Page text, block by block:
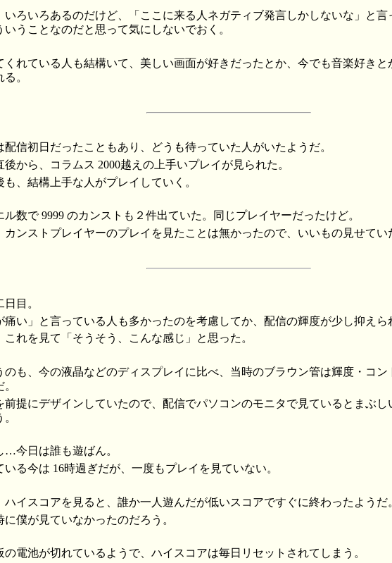
いろいろあるのだけど、「ここに来る人ネガティブ発言しかしないな」と
いうことなのだと思って気にしないでおく。
くれている人も結構いて、美しい画面が好きだったとか、今でも音楽好き
。
配信初日だったこともあり、どうも待っていた人がいたようだ。
後から、コラムス 2000越えの上手いプレイが見られた。
も、結構上手な人がプレイしていく。
ル数で 9999 のカンストも２件出ていた。同じプレイヤーだったけど。
カンストプレイヤーのプレイを見たことは無かったので、いいもの見せてい
目。
痛い」と言っている人も多かったのを考慮してか、配信の輝度が少し抑えら
これを見て「そうそう、こんな感じ」と思った。
のも、今の液晶などのディスプレイに比べ、当時のブラウン管は輝度・コ
前提にデザインしていたので、配信でパソコンのモニタで見ているとまぶし
…今日は誰も遊ばん。
いる今は 16時過ぎだが、一度もプレイを見ていない。
ハイスコアを見ると、誰か一人遊んだが低いスコアですぐに終わったようだ
に僕が見ていなかったのだろう。
の電池が切れているようで、ハイスコアは毎日リセットされてしまう。